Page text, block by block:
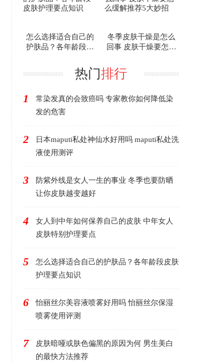
怎么选择适合自己的
护肤品？各年龄段皮
冬季皮肤干燥是怎么
回事 皮肤干燥要怎么
热门排行
1
常染发真的会致癌吗 专家教你如何降低染
发的危害
2
日本maputi私处神仙水好用吗 maputi私处洗
液使用测评
3
防紫外线是女人一生的事业 冬季也要防晒
让你皮肤越变越好
4
女人到中年如何保养自己的皮肤 中年女人
皮肤特别护理要点
5
怎么选择适合自己的护肤品？各年龄段皮肤
护理要点知识
6
怡丽丝尔美容液喷雾好用吗 怡丽丝尔保湿
喷雾使用评测
7
皮肤暗哑或肤色偏黑的原因为何 男生美白
的最快方法推荐